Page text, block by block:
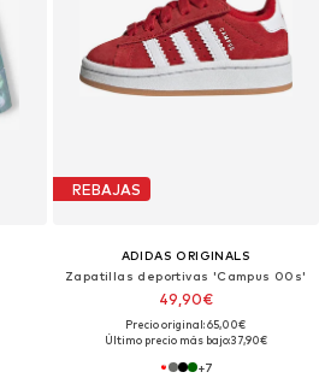
REBAJAS
ADIDAS ORIGINALS
Zapatillas deportivas 'Campus 00s'
49,90€
Precio original: 65,00€
Último precio más bajo:37,90€
+7